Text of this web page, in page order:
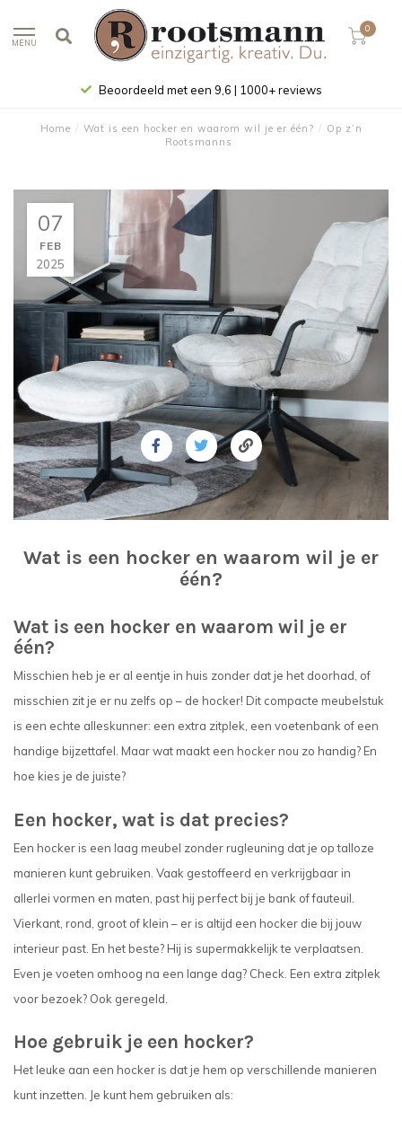
MENU
0
Beoordeeld met een 9,6 | 1000+ reviews
Home / Wat is een hocker en waarom wil je er één? / Op z’n
Rootsmanns
07
FEB
2025
Wat is een hocker en waarom wil je er
één?
Wat is een hocker en waarom wil je er
één?
Misschien heb je er al eentje in huis zonder dat je het doorhad, of
misschien zit je er nu zelfs op – de hocker! Dit compacte meubelstuk
is een echte alleskunner: een extra zitplek, een voetenbank of een
handige bijzettafel. Maar wat maakt een hocker nou zo handig? En
hoe kies je de juiste?
Een hocker, wat is dat precies?
Een hocker is een laag meubel zonder rugleuning dat je op talloze
manieren kunt gebruiken. Vaak gestoffeerd en verkrijgbaar in
allerlei vormen en maten, past hij perfect bij je bank of fauteuil.
Vierkant, rond, groot of klein – er is altijd een hocker die bij jouw
interieur past. En het beste? Hij is supermakkelijk te verplaatsen.
Even je voeten omhoog na een lange dag? Check. Een extra zitplek
voor bezoek? Ook geregeld.
Hoe gebruik je een hocker?
Het leuke aan een hocker is dat je hem op verschillende manieren
kunt inzetten. Je kunt hem gebruiken als: